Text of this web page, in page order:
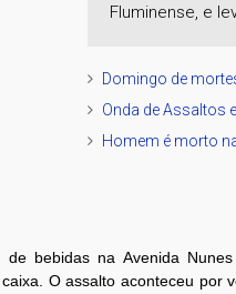
Fluminense, e
Domingo de
Onda de Assaltos
Homem é morto
bebidas na Avenida
O assalto aconteceu por